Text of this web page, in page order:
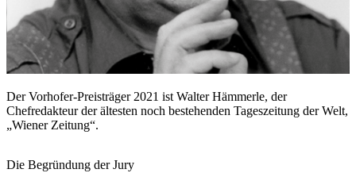
Der Vorhofer-Preisträger 2021 ist Walter Hämmerle, der
Chefredakteur der ältesten noch bestehenden Tageszeitung der Welt,
„Wiener Zeitung“.
Die Begründung der Jury